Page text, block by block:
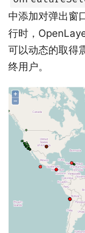
中添加对弹出窗
行时，
可以动态的取得
终用户。